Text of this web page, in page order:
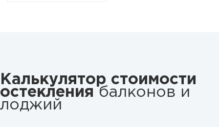
Калькулятор стоимости
остекления балконов и
лоджий